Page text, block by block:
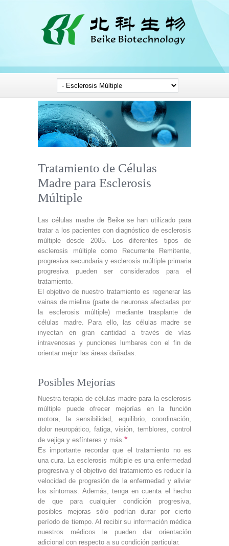
Tratamiento de Células
Madre para Esclerosis
Múltiple
Las células madre de Beike se han utilizado para
tratar a los pacientes con diagnóstico de esclerosis
múltiple desde 2005. Los diferentes tipos de
esclerosis múltiple como Recurrente Remitente,
progresiva secundaria y esclerosis múltiple primaria
progresiva pueden ser considerados para el
tratamiento.
El objetivo de nuestro tratamiento es regenerar las
vainas de mielina (parte de neuronas afectadas por
la esclerosis múltiple) mediante trasplante de
células madre. Para ello, las células madre se
inyectan en gran cantidad a través de vías
intravenosas y punciones lumbares con el fin de
orientar mejor las áreas dañadas.
Posibles Mejorías
Nuestra terapia de células madre para la esclerosis
múltiple puede ofrecer mejorías en la función
motora, la sensibilidad, equilibrio, coordinación,
dolor neuropático, fatiga, visión, temblores, control
de vejiga y esfínteres y más.*
Es importante recordar que el tratamiento no es
una cura. La esclerosis múltiple es una enfermedad
progresiva y el objetivo del tratamiento es reducir la
velocidad de progresión de la enfermedad y aliviar
los síntomas. Además, tenga en cuenta el hecho
de que para cualquier condición progresiva,
posibles mejoras sólo podrían durar por cierto
período de tiempo. Al recibir su información médica
nuestros médicos le pueden dar orientación
adicional con respecto a su condición particular.